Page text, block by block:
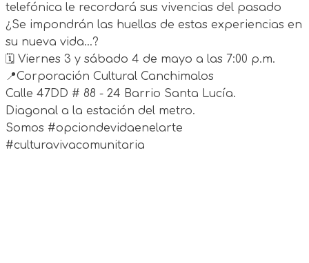
telefónica le recordará sus vivencias del pasado
¿Se impondrán las huellas de estas experiencias en
su nueva vida...?
🗓️ Viernes 3 y sábado 4 de mayo a las 7:00 p.m.
📍Corporación Cultural Canchimalos
Calle 47DD # 88 - 24 Barrio Santa Lucía.
Diagonal a la estación del metro.
Somos #opciondevidaenelarte
#culturavivacomunitaria